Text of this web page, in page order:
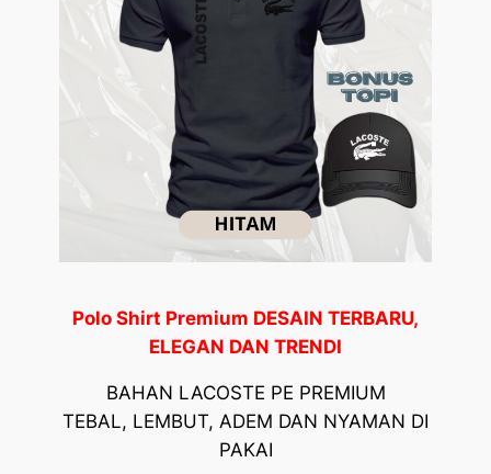
Polo Shirt Premium DESAIN TERBARU,
ELEGAN DAN TRENDI
BAHAN LACOSTE PE PREMIUM
TEBAL, LEMBUT, ADEM DAN NYAMAN DI
PAKAI